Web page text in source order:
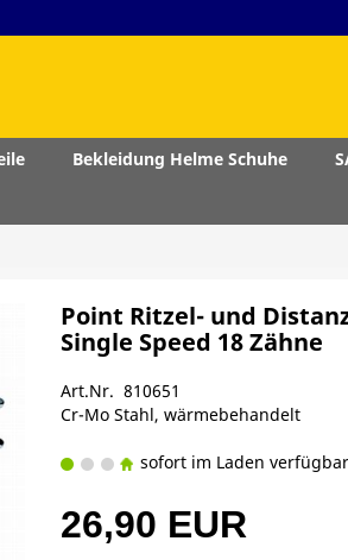
Bekleidung Helme Schuhe
Point Ritzel- und
Single Speed 18 Zähne
Art.Nr. 810651
Cr-Mo Stahl, wärmebehandelt
sofort im Laden verfügbar
26,90 EUR